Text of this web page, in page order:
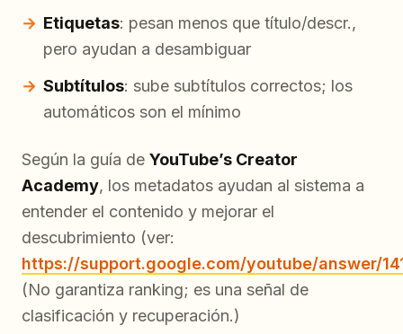
Etiquetas: pesan menos que título/descr.,
pero ayudan a desambiguar
Subtítulos: sube subtítulos correctos; los
automáticos son el mínimo
Según la guía de YouTube’s Creator
Academy, los metadatos ayudan al sistema a
entender el contenido y mejorar el
descubrimiento (ver:
https://support.google.com/youtube/answer/
(No garantiza ranking; es una señal de
clasificación y recuperación.)